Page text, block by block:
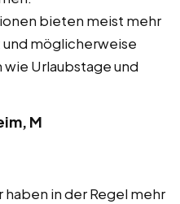
bieten meist mehr
möglicherweise
Urlaubstage und
M
haben in der Regel mehr